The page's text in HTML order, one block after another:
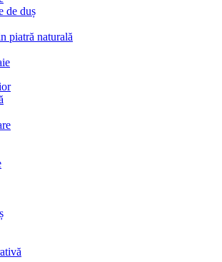
de duș
piatră naturală